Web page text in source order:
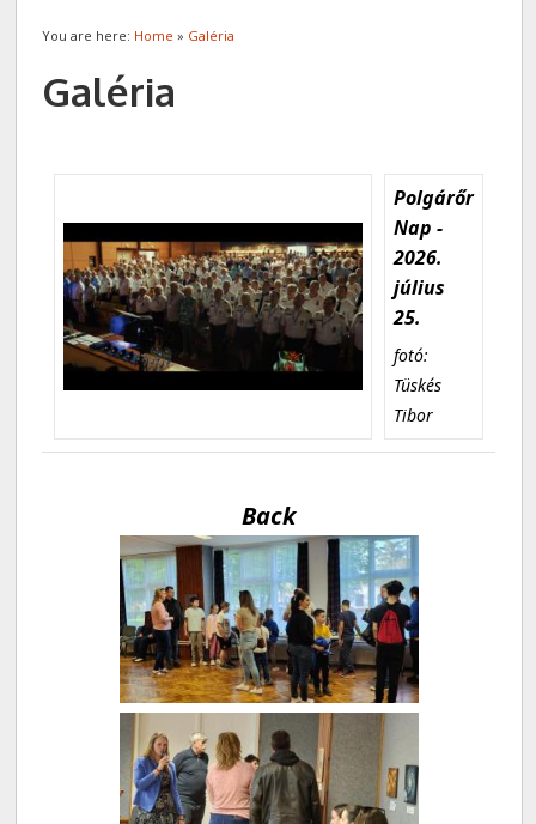
You are here: Home » Galéria
Galéria
Polgárőr
Nap -
2026.
július
25.
fotó:
Tüskés
Tibor
Back